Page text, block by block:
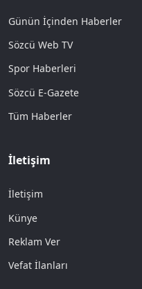
Günün İçinden Haberler
Sözcü Web TV
Spor Haberleri
Sözcü E-Gazete
Tüm Haberler
İletişim
İletişim
Künye
Reklam Ver
Vefat İlanları